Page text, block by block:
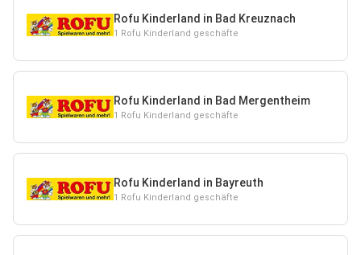
Rofu Kinderland in Bad Kreuznach
1 Rofu Kinderland geschäfte
Rofu Kinderland in Bad Mergentheim
1 Rofu Kinderland geschäfte
Rofu Kinderland in Bayreuth
1 Rofu Kinderland geschäfte